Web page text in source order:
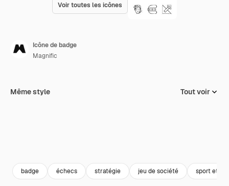
Voir toutes les icônes
Icône de badge
Magnific
Même style Tout voir
badge échecs stratégie jeu de société sport et